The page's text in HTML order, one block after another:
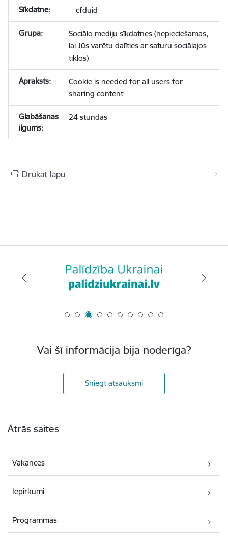
__cfduid
Sociālo mediju sīkdatnes (nepieciešamas,
lai Jūs varētu dalīties ar saturu sociālajos
tīklos)
Cookie is needed for all users for
sharing content
24 stundas
Drukāt lapu
Vai šī informācija bija noderīga?
Sniegt atsauksmi
Ātrās saites
Vakances
Iepirkumi
Programmas